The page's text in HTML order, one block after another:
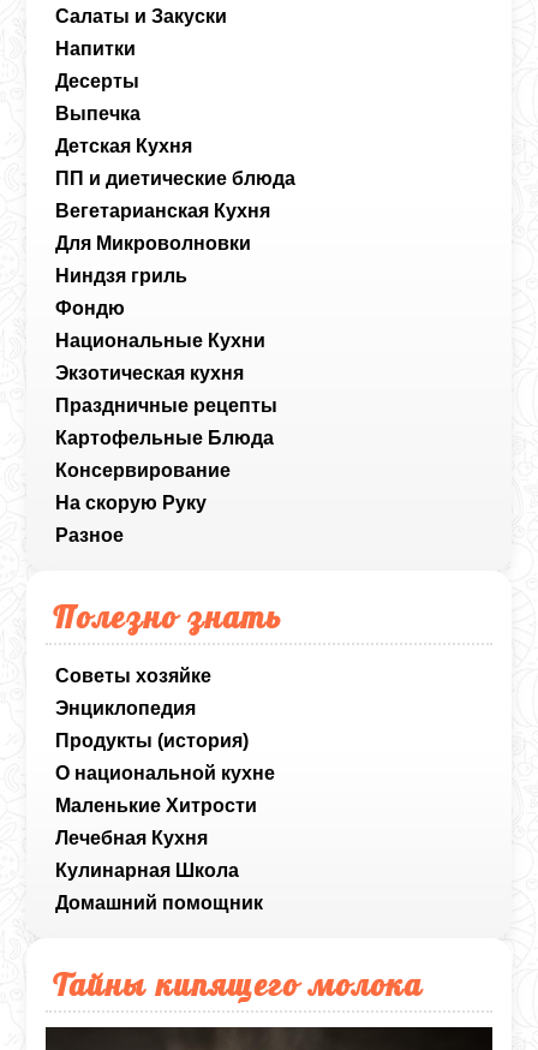
Салаты и Закуски
Напитки
Десерты
Выпечка
Детская Кухня
ПП и диетические блюда
Вегетарианская Кухня
Для Микроволновки
Ниндзя гриль
Фондю
Национальные Кухни
Экзотическая кухня
Праздничные рецепты
Картофельные Блюда
Консервирование
На скорую Руку
Разное
Полезно знать
Советы хозяйке
Энциклопедия
Продукты (история)
О национальной кухне
Маленькие Хитрости
Лечебная Кухня
Кулинарная Школа
Домашний помощник
Тайны кипящего молока